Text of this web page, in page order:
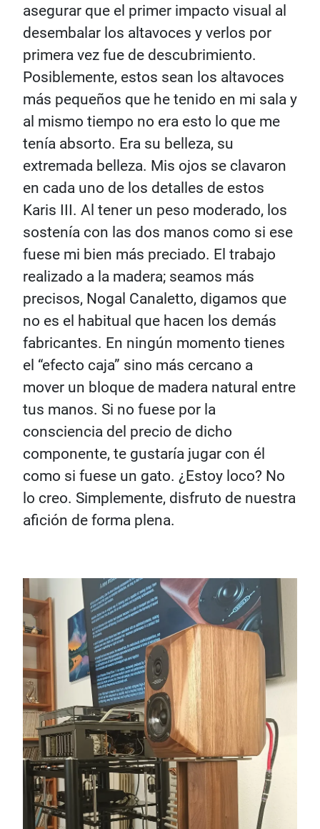
asegurar que el primer impacto visual al
desembalar los altavoces y verlos por
primera vez fue de descubrimiento.
Posiblemente, estos sean los altavoces
más pequeños que he tenido en mi sala y
al mismo tiempo no era esto lo que me
tenía absorto. Era su belleza, su
extremada belleza. Mis ojos se clavaron
en cada uno de los detalles de estos
Karis III. Al tener un peso moderado, los
sostenía con las dos manos como si ese
fuese mi bien más preciado. El trabajo
realizado a la madera; seamos más
precisos, Nogal Canaletto, digamos que
no es el habitual que hacen los demás
fabricantes. En ningún momento tienes
el “efecto caja” sino más cercano a
mover un bloque de madera natural entre
tus manos. Si no fuese por la
consciencia del precio de dicho
componente, te gustaría jugar con él
como si fuese un gato. ¿Estoy loco? No
lo creo. Simplemente, disfruto de nuestra
afición de forma plena.